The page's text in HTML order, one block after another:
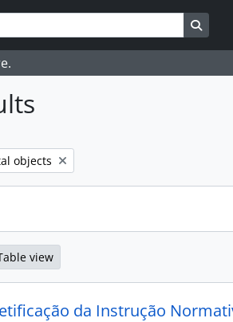
objects
view
da Instrução